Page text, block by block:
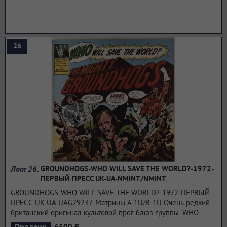
26
Лот 26. GROUNDHOGS-WHO WILL SAVE THE WORLD?-1972-
ПЕРВЫЙ ПРЕСС UK-UA-NMINT/NMINT
GROUNDHOGS-WHO WILL SAVE THE WORLD?-1972-ПЕРВЫЙ
ПРЕСС UK-UA-UAG29237. Матрицы A-1U/B-1U Очень редкий
британский оригинал культовой прог-блюз группы. WHO
WILL SAVE THE WORLD?-альбом 1972 года, записанный The